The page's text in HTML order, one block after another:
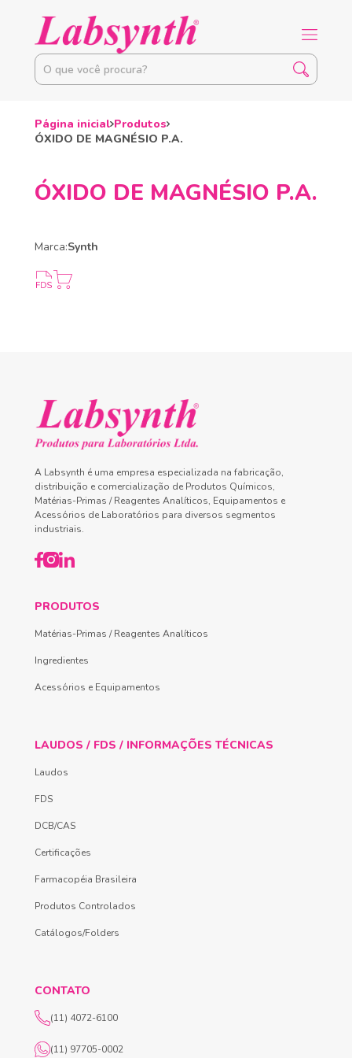
Página inicial Produtos
ÓXIDO DE MAGNÉSIO P.A.
ÓXIDO DE MAGNÉSIO P.A.
Marca:Synth
A Labsynth é uma empresa especializada na fabricação,
distribuição e comercialização de Produtos Químicos,
Matérias-Primas / Reagentes Analíticos, Equipamentos e
Acessórios de Laboratórios para diversos segmentos
industriais.
PRODUTOS
Matérias-Primas / Reagentes Analíticos
Ingredientes
Acessórios e Equipamentos
LAUDOS / FDS / INFORMAÇÕES TÉCNICAS
Laudos
FDS
DCB/CAS
Certificações
Farmacopéia Brasileira
Produtos Controlados
Catálogos/Folders
CONTATO
(11) 4072-6100
(11) 97705-0002